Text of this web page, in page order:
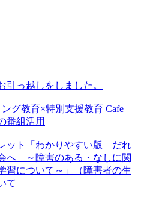
引っ越しをしました。
ング教育×特別支援教育 Cafe
番組活用
ット「わかりやすい版 だれ
へ ～障害のある・なしに関
習について～」（障害者の生
て